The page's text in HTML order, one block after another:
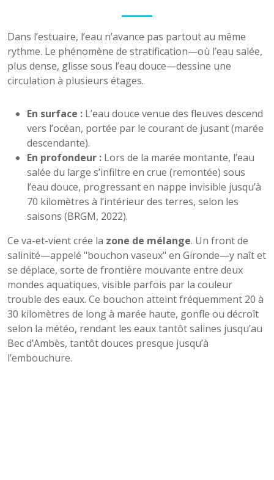
Dans l’estuaire, l’eau n’avance pas partout au même
rythme. Le phénomène de stratification—où l’eau salée,
plus dense, glisse sous l’eau douce—dessine une
circulation à plusieurs étages.
En surface : L’eau douce venue des fleuves descend
vers l’océan, portée par le courant de jusant (marée
descendante).
En profondeur : Lors de la marée montante, l’eau
salée du large s’infiltre en crue (remontée) sous
l’eau douce, progressant en nappe invisible jusqu’à
70 kilomètres à l’intérieur des terres, selon les
saisons (BRGM, 2022).
Ce va-et-vient crée la zone de mélange. Un front de
salinité—appelé "bouchon vaseux" en Gironde—y naît et
se déplace, sorte de frontière mouvante entre deux
mondes aquatiques, visible parfois par la couleur
trouble des eaux. Ce bouchon atteint fréquemment 20 à
30 kilomètres de long à marée haute, gonfle ou décroît
selon la météo, rendant les eaux tantôt salines jusqu’au
Bec d’Ambès, tantôt douces presque jusqu’à
l’embouchure.